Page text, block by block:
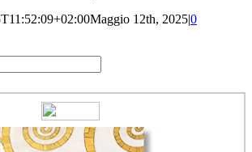
Maggio 12th, 2025|0